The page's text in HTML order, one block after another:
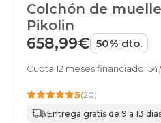
Colchón de
Pikolin
658,99€ 50% dto.
Cuota 12 meses financiado:
5(20)
Entrega gratis de 9 a 13